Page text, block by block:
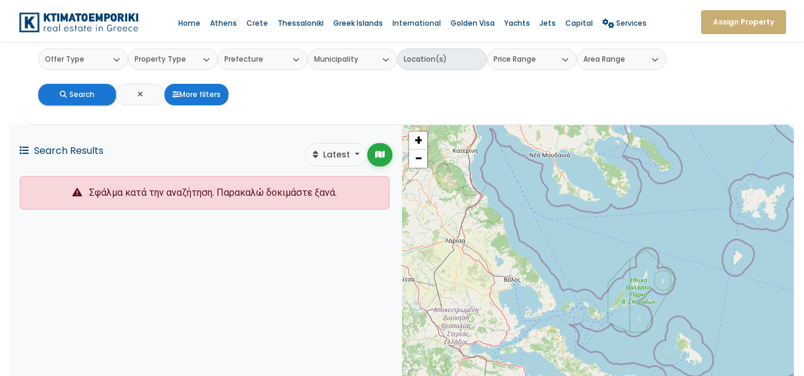
Home Athens Crete Thessaloniki Greek Islands International Golden Visa Yachts Jets Capital Services Assign Property
Search More filters
Search Results Latest
Σφάλμα κατά την αναζήτηση. Παρακαλώ δοκιμάστε ξανά.
+
−